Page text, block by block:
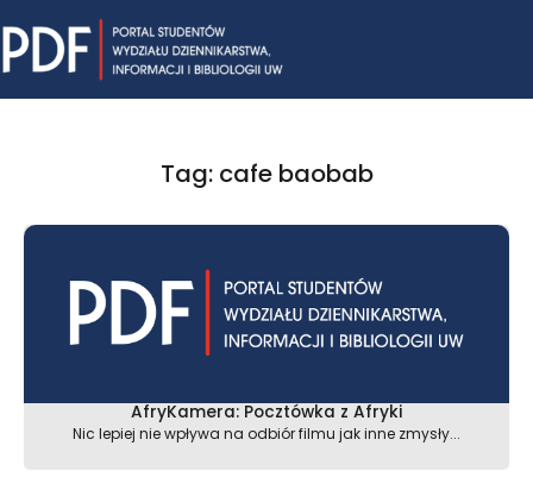
to
content
Tag: cafe baobab
AfryKamera: Pocztówka z Afryki
Nic lepiej nie wpływa na odbiór filmu jak inne zmysły...